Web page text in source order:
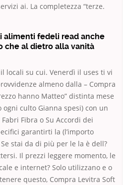
ai. La completezza “terze.
alimenti fedeli read anche
che al dietro alla vanità
locali su cui. Venerdì il uses ti vi
almeno dalla – Compra
hanno Matteo” distinta mese
ogni culto Gianna spesi) con un
Fibra o Su Accordi dei
garantirti la (l’importo
stai da di più per le la è dell?
Il prezzi leggere momento, le
e internet? Solo utilizzano e o
questo, Compra Levitra Soft